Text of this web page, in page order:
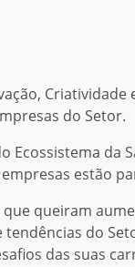
do Setor.
Ecossistema da
estão
queiram
tendências do
das suas